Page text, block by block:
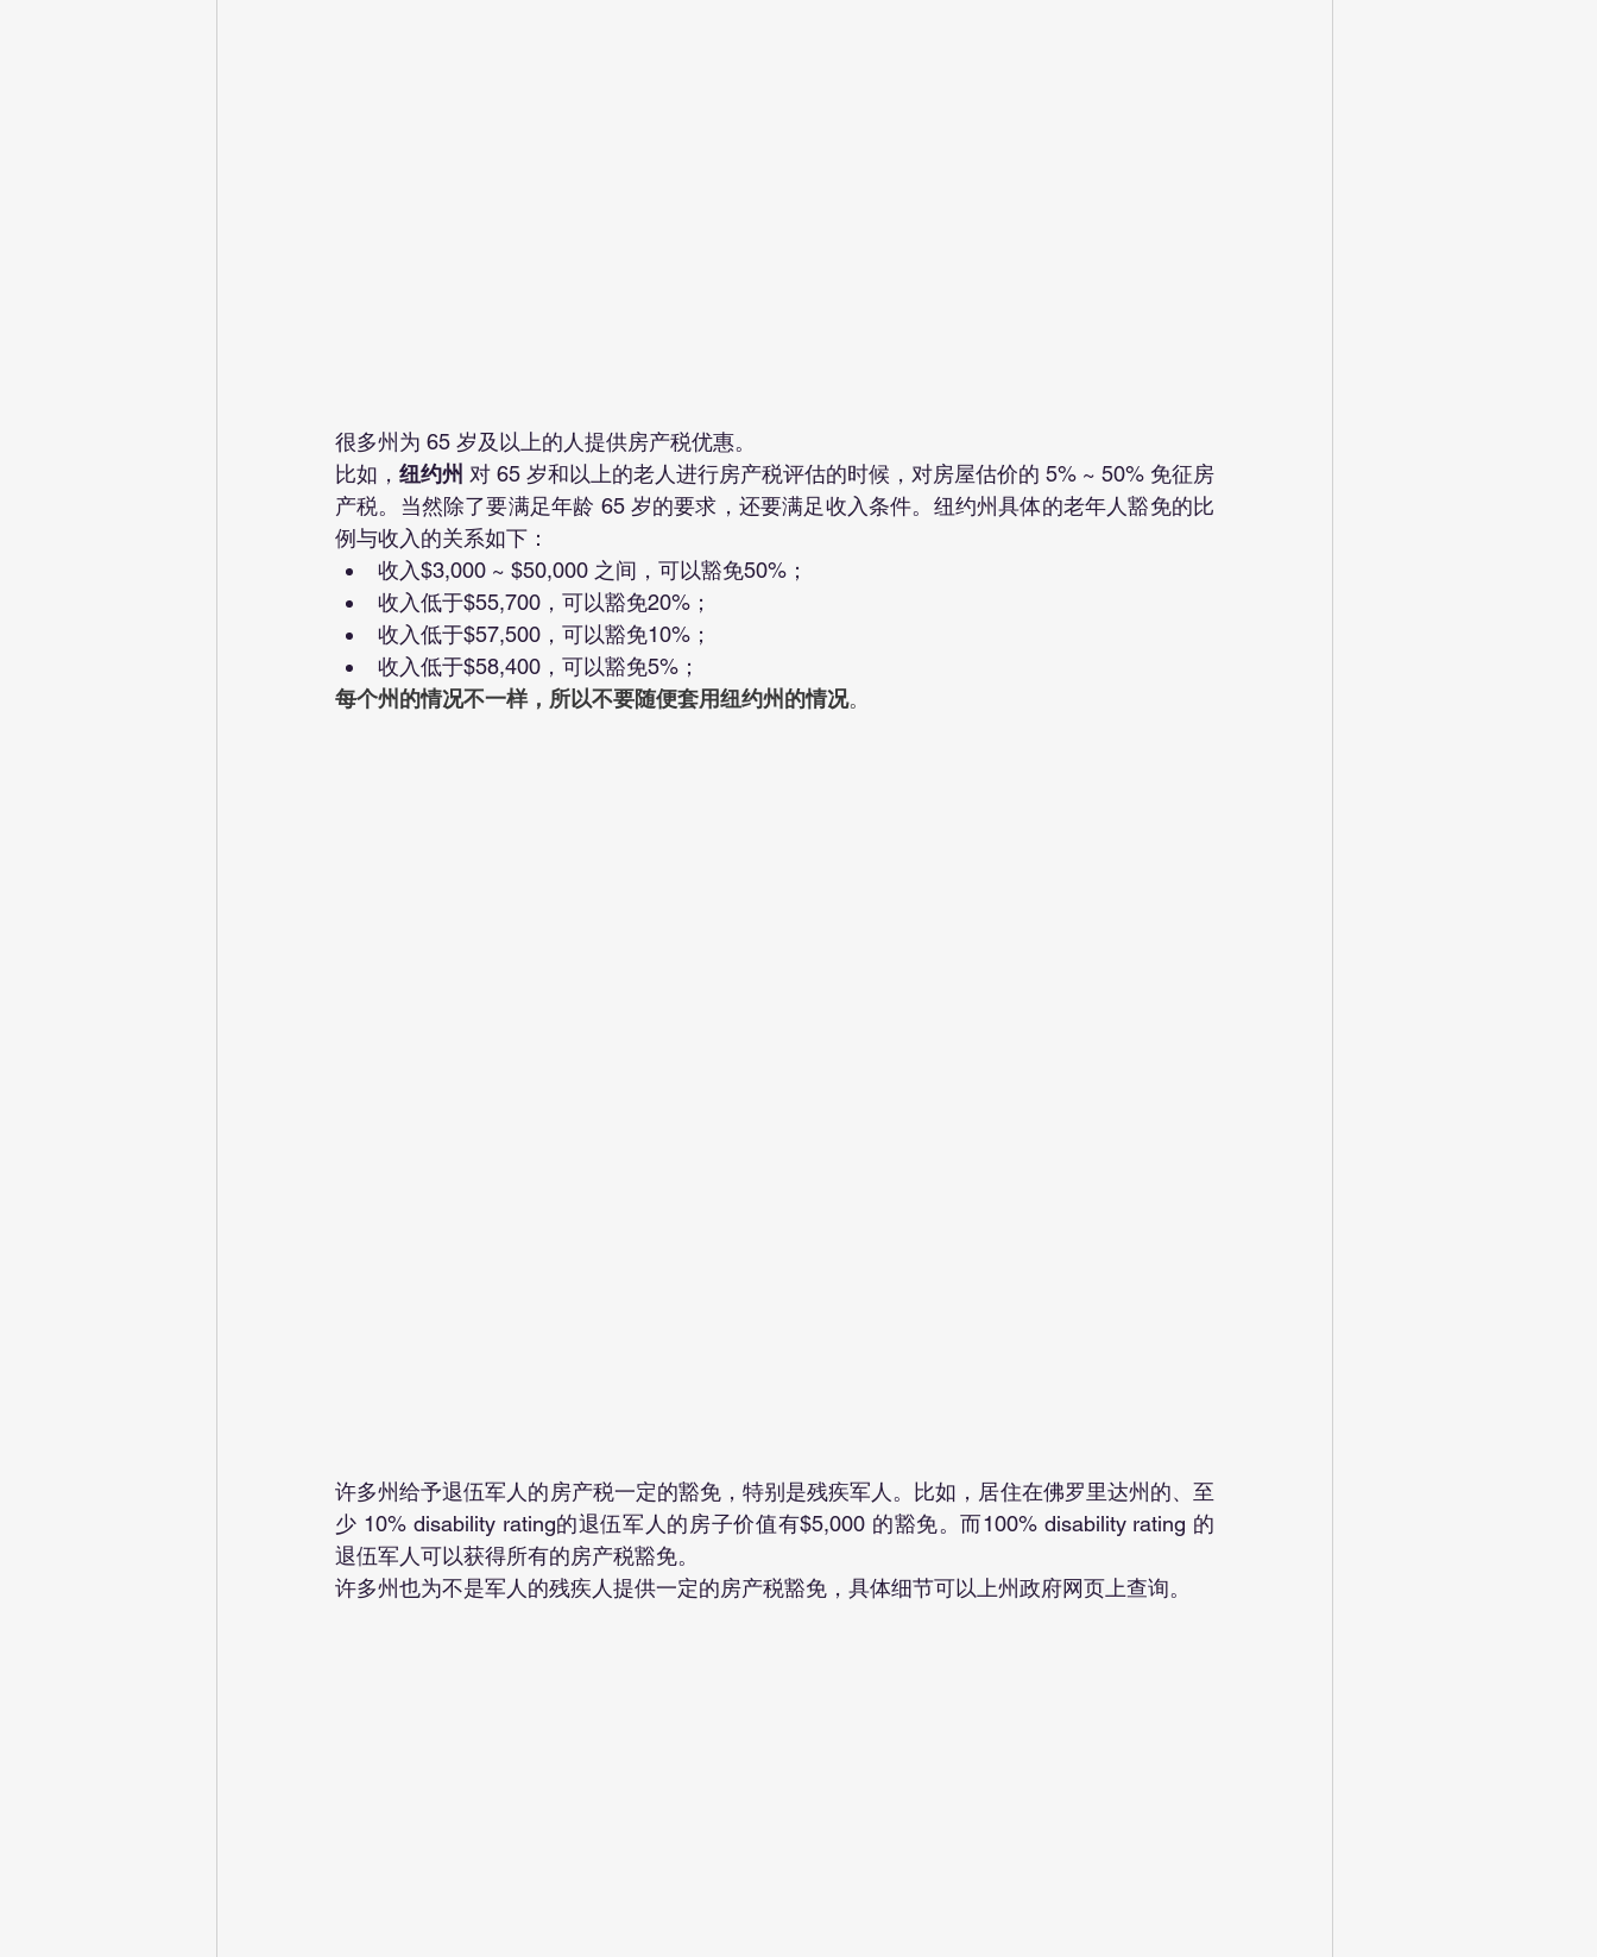
很多州为 65 岁及以上的人提供房产税优惠。
比如， 纽约州 对 65 岁和以上的老人进行房产税评估的时候，对房屋估价的 5% ~ 50% 免征房
产税。当然除了要满足年龄 65 岁的要求，还要满足收入条件。纽约州具体的老年人豁免的比
例与收入的关系如下：
收入$3,000 ~ $50,000 之间，可以豁免50%；
收入低于$55,700，可以豁免20%；
收入低于$57,500，可以豁免10%；
收入低于$58,400，可以豁免5%；
每个州的情况不一样，所以不要随便套用纽约州的情况。
许多州给予退伍军人的房产税一定的豁免，特别是残疾军人。比如，居住在佛罗里达州的、至
少 10% disability rating的退伍军人的房子价值有$5,000 的豁免。而100% disability rating 的
退伍军人可以获得所有的房产税豁免。
许多州也为不是军人的残疾人提供一定的房产税豁免，具体细节可以上州政府网页上查询。